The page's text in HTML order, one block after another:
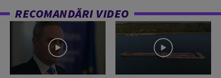
RECOMANDĂRI VIDEO